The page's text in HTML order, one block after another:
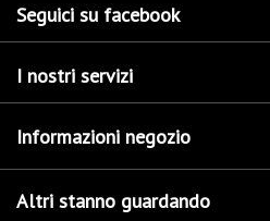
Seguici su facebook
I nostri servizi
Informazioni negozio
Altri stanno guardando